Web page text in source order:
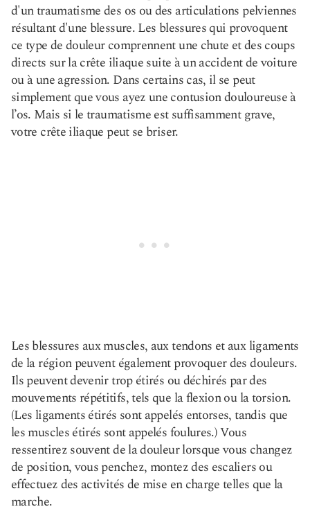
d'un traumatisme des os ou des articulations pelviennes
résultant d'une blessure. Les blessures qui provoquent
ce type de douleur comprennent une chute et des coups
directs sur la crête iliaque suite à un accident de voiture
ou à une agression. Dans certains cas, il se peut
simplement que vous ayez une contusion douloureuse à
l’os. Mais si le traumatisme est suffisamment grave,
votre crête iliaque peut se briser.
Les blessures aux muscles, aux tendons et aux ligaments
de la région peuvent également provoquer des douleurs.
Ils peuvent devenir trop étirés ou déchirés par des
mouvements répétitifs, tels que la flexion ou la torsion.
(Les ligaments étirés sont appelés entorses, tandis que
les muscles étirés sont appelés foulures.) Vous
ressentirez souvent de la douleur lorsque vous changez
de position, vous penchez, montez des escaliers ou
effectuez des activités de mise en charge telles que la
marche.